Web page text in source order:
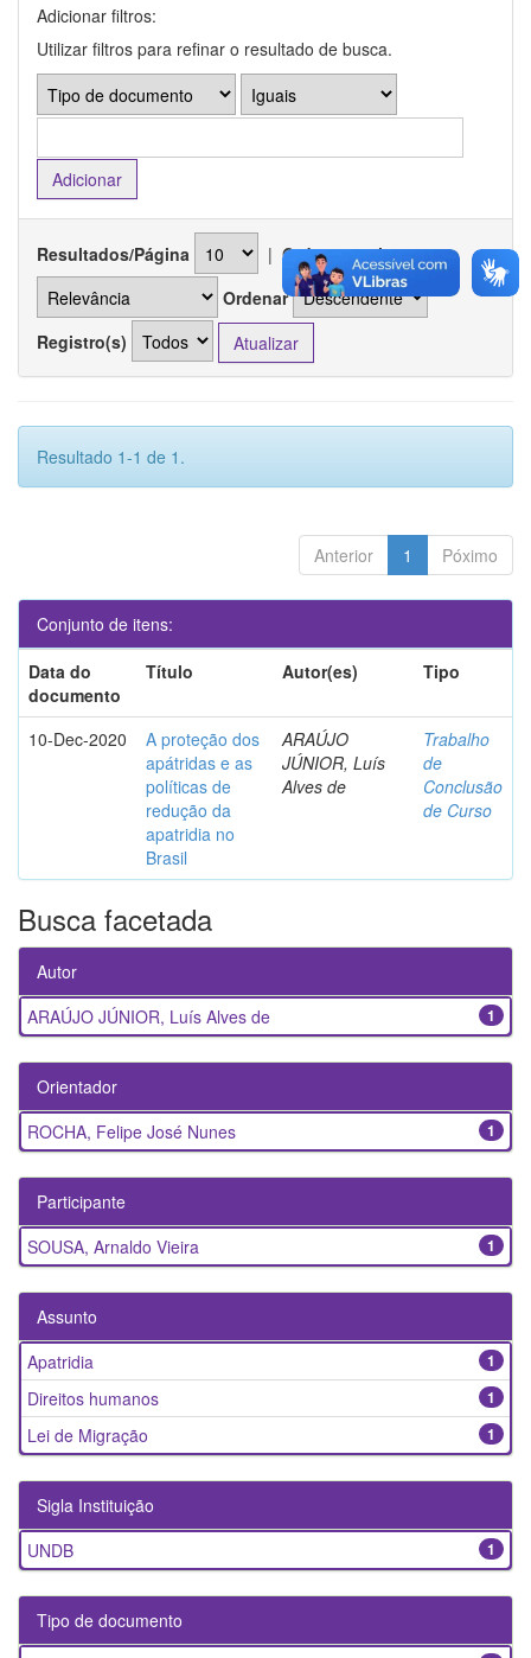
Adicionar filtros:
Utilizar filtros para refinar o resultado de busca.
Resultados/Página | Ordenar registros por
Ordenar
Registro(s)
Resultado 1-1 de 1.
Anterior 1 Póximo
Conjunto de itens:
Data do
documento
Título Autor(es) Tipo
10-Dec-2020
A proteção dos
apátridas e as
políticas de
redução da
apatridia no
Brasil
ARAÚJO
JÚNIOR, Luís
Alves de
Trabalho
de
Conclusão
de Curso
Busca facetada
Autor
1
ARAÚJO JÚNIOR, Luís Alves de
Orientador
1
ROCHA, Felipe José Nunes
Participante
1
SOUSA, Arnaldo Vieira
Assunto
1
Apatridia
1
Direitos humanos
1
Lei de Migração
Sigla Instituição
1
UNDB
Tipo de documento